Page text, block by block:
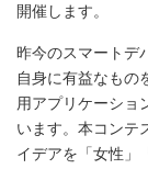
開催します。
昨今のスマートデ
自身に有益なもの
用アプリケーショ
います。本コンテ
イデアを「女性」